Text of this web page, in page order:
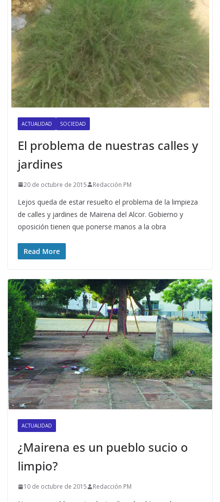
ACTUALIDAD SOCIEDAD
El problema de nuestras calles y
jardines
20 de octubre de 2015 Redacción PM
Lejos queda de estar resuelto el problema de la limpieza
de calles y jardines de Mairena del Alcor. Gobierno y
oposición tienen que ponerse manos a la obra
Read More
ACTUALIDAD
¿Mairena es un pueblo sucio o
limpio?
10 de octubre de 2015 Redacción PM